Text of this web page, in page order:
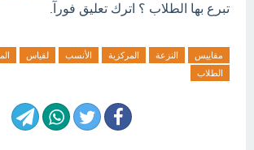
تبرع بها الطلاب ؟ اترك تعليق فورآ.
مقاييس النزعة المركزية الأنسب لقياس
الطلاب